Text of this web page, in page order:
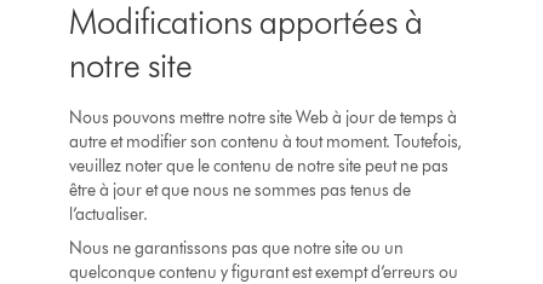
Modifications apportées à
notre site
Nous pouvons mettre notre site Web à jour de temps à
autre et modifier son contenu à tout moment. Toutefois,
veuillez noter que le contenu de notre site peut ne pas
être à jour et que nous ne sommes pas tenus de
l’actualiser.
Nous ne garantissons pas que notre site ou un
quelconque contenu y figurant est exempt d’erreurs ou